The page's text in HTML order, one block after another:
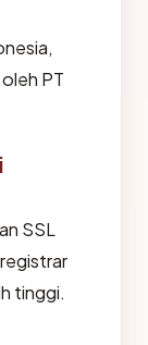
PT
SSL
tinggi.